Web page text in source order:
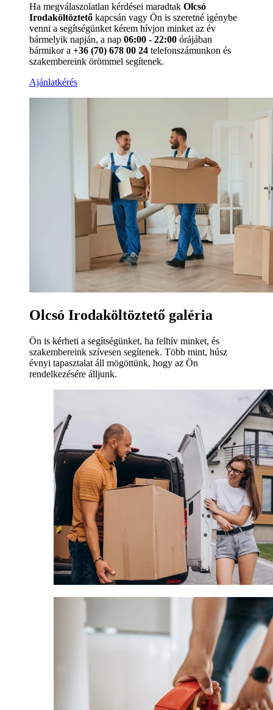
Ha megválaszolatlan kérdései maradtak Olcsó
Irodaköltöztető kapcsán vagy Ön is szeretné igénybe
venni a segítségünket kérem hívjon minket az év
bármelyik napján, a nap 06:00 - 22:00 órájában
bármikor a +36 (70) 678 00 24 telefonszámunkon és
szakembereink örömmel segítenek.
Ajánlatkérés
Olcsó Irodaköltöztető galéria
Ön is kérheti a segítségünket, ha felhív minket, és
szakembereink szívesen segítenek. Több mint, húsz
évnyi tapasztalat áll mögöttünk, hogy az Ön
rendelkezésére álljunk.